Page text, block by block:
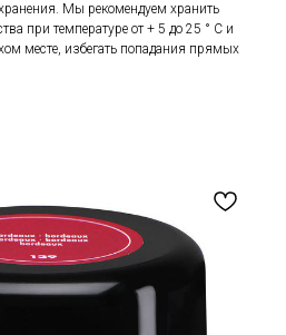
Мы рекомендуем хранить
при температуре от + 5 до 25 ° C и
месте, избегать попадания прямых